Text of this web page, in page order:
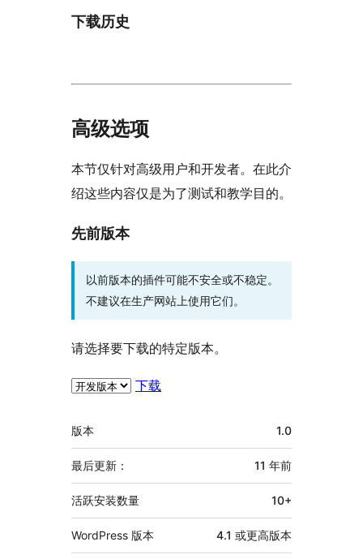
下载历史
高级选项
本节仅针对高级用户和开发者。在此介
绍这些内容仅是为了测试和教学目的。
先前版本
以前版本的插件可能不安全或不稳定。
不建议在生产网站上使用它们。
请选择要下载的特定版本。
下载
额
外
信
息
版本 1.0
最后更新： 11 年前
活跃安装数量 10+
WordPress 版本 4.1 或更高版本